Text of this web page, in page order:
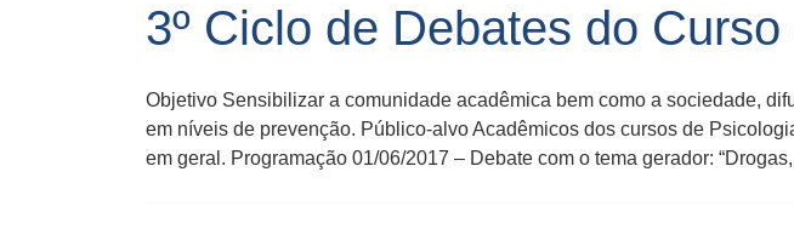
3º Ciclo de Debates do
Objetivo Sensibilizar a comunidade acadêmica bem como a sociedade,
em níveis de prevenção. Público-alvo Acadêmicos dos cursos de
em geral. Programação 01/06/2017 – Debate com o tema gerador: